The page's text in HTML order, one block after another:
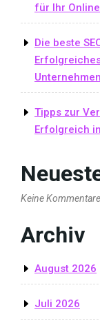
für Ihr
Die beste
Unternehmen
Tipps zur
Erfolgreich
Keine
Archiv
August 2026
Juli 2026